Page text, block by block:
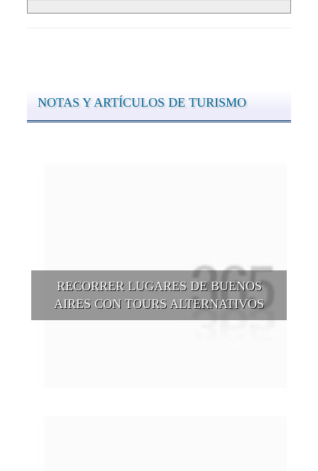
NOTAS Y ARTÍCULOS DE TURISMO
RECORRER LUGARES DE BUENOS
AIRES CON TOURS ALTERNATIVOS